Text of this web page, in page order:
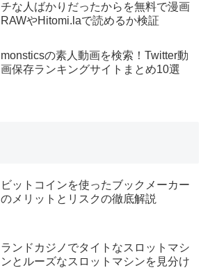
チな人ばかりだったからを無料で漫画
RAWやHitomi.laで読めるか検証
monsticsの素人動画を検索！Twitter動
画保存ランキングサイトまとめ10選
ビットコインを使ったブックメーカー
のメリットとリスクの徹底解説
ランドカジノでタイトなスロットマシ
ンとルーズなスロットマシンを見分け